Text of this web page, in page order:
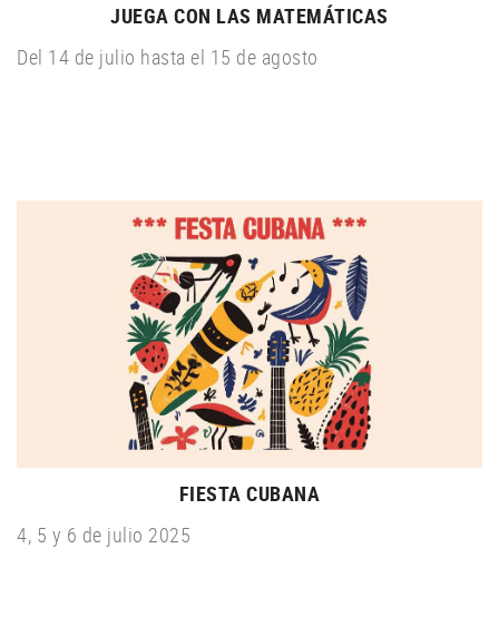
JUEGA CON LAS MATEMÁTICAS
Del 14 de julio hasta el 15 de agosto
FIESTA CUBANA
4, 5 y 6 de julio 2025